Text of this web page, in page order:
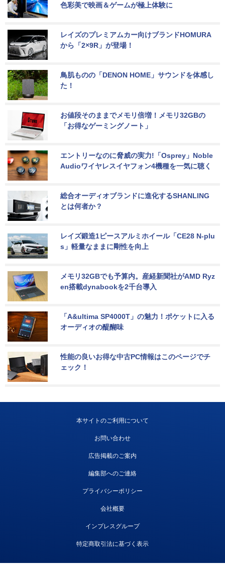
色彩美で映画＆ゲームが極上体験に
レイズのプレミアムカー向けブランドHOMURA
から「2×9R」が登場！
鳥肌ものの「DENON HOME」サウンドを体感し
た！
お値段そのままでメモリ倍増！メモリ32GBの
「お得なゲーミングノート」
エントリーなのに脅威の実力!「Osprey」Noble
Audioワイヤレスイヤフォン4機種を一気に聴く
総合オーディオブランドに進化するSHANLING
とは何者か？
レイズ鍛造1ピースアルミホイール「CE28 N-plu
s」軽量なままに剛性を向上
メモリ32GBでも予算内。産経新聞社がAMD Ryz
en搭載dynabookを2千台導入
「A&ultima SP4000T」の魅力！ポケットに入る
オーディオの醍醐味
性能の良いお得な中古PC情報はこのページでチ
ェック！
本サイトのご利用について
お問い合わせ
広告掲載のご案内
編集部へのご連絡
プライバシーポリシー
会社概要
インプレスグループ
特定商取引法に基づく表示